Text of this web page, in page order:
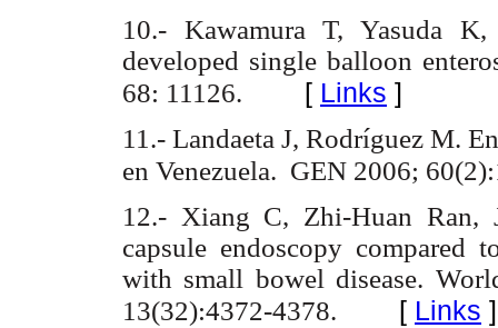
10.- Kawamura T, Yasuda
developed single balloon
68: 11126. [ Links ]
11.- Landaeta J, Rodríguez M.
en Venezuela. GEN 2006;
12.- Xiang C, Zhi-Huan
capsule endoscopy compared
with small bowel disease.
13(32):4372-4378. [ Links ]